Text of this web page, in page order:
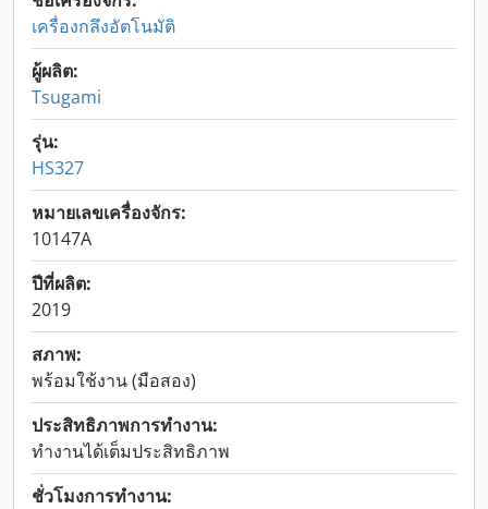
เครื่องกลึงอัตโนมัติ
ผู้ผลิต:
Tsugami
รุ่น:
HS327
หมายเลขเครื่องจักร:
10147A
ปีที่ผลิต:
2019
สภาพ:
พร้อมใช้งาน (มือสอง)
ประสิทธิภาพการทำงาน:
ทำงานได้เต็มประสิทธิภาพ
ชั่วโมงการทำงาน: